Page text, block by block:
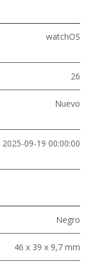
watchOS
26
Nuevo
2025-09-19 00:00:00
Negro
46 x 39 x 9,7 mm